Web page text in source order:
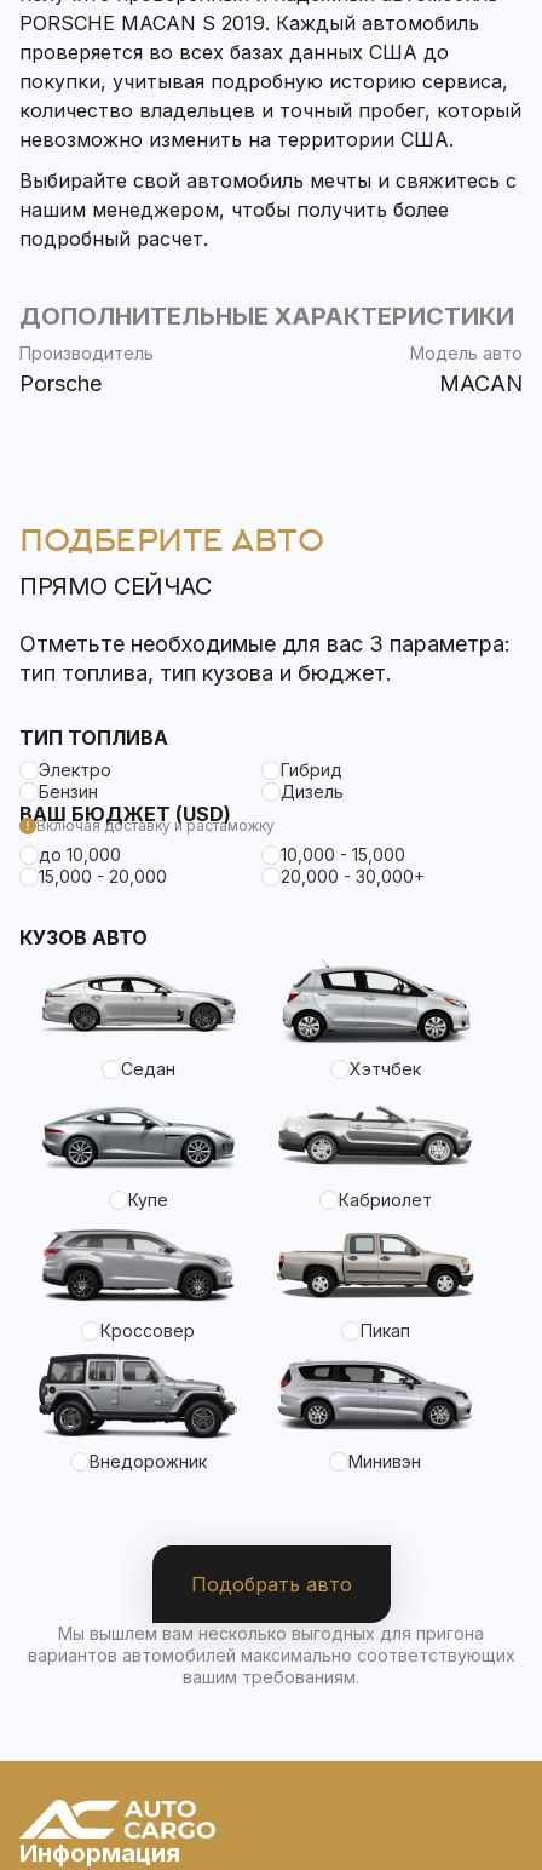
PORSCHE MACAN S 2019. Каждый автомобиль
проверяется во всех базах данных США до
покупки, учитывая подробную историю сервиса,
количество владельцев и точный пробег, который
невозможно изменить на территории США.
Выбирайте свой автомобиль мечты и свяжитесь с
нашим менеджером, чтобы получить более
подробный расчет.
ДОПОЛНИТЕЛЬНЫЕ ХАРАКТЕРИСТИКИ
Производитель
Porsche
Модель авто
MACAN
ПОДБЕРИТЕ АВТО
ПРЯМО СЕЙЧАС
Отметьте необходимые для вас 3 параметра:
тип топлива, тип кузова и бюджет.
ТИП ТОПЛИВА
Электро
Гибрид
Бензин
Дизель
ВАШ БЮДЖЕТ (USD)
Включая доставку и растаможку
до 10,000
10,000 - 15,000
15,000 - 20,000
20,000 - 30,000+
КУЗОВ АВТО
Седан Хэтчбек
Купе Кабриолет
Кроссовер Пикап
Внедорожник Минивэн
Подобрать авто
Мы вышлем вам несколько выгодных для пригона
вариантов автомобилей максимально соответствующих
вашим требованиям.
Информация